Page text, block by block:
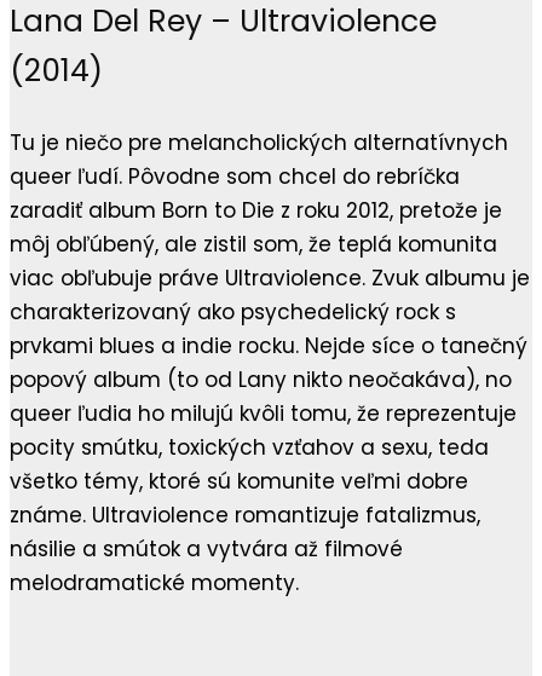
Lana Del Rey – Ultraviolence
(2014)
Tu je niečo pre melancholických alternatívnych
queer ľudí. Pôvodne som chcel do rebríčka
zaradiť album Born to Die z roku 2012, pretože je
môj obľúbený, ale zistil som, že teplá komunita
viac obľubuje práve Ultraviolence. Zvuk albumu je
charakterizovaný ako psychedelický rock s
prvkami blues a indie rocku. Nejde síce o tanečný
popový album (to od Lany nikto neočakáva), no
queer ľudia ho milujú kvôli tomu, že reprezentuje
pocity smútku, toxických vzťahov a sexu, teda
všetko témy, ktoré sú komunite veľmi dobre
známe. Ultraviolence romantizuje fatalizmus,
násilie a smútok a vytvára až filmové
melodramatické momenty.